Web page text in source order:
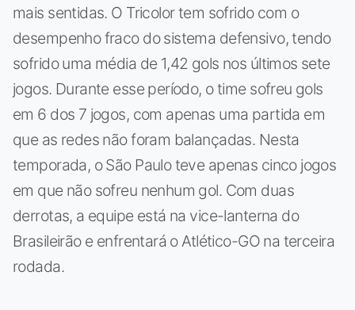
mais sentidas. O Tricolor tem sofrido com o
desempenho fraco do sistema defensivo, tendo
sofrido uma média de 1,42 gols nos últimos sete
jogos. Durante esse período, o time sofreu gols
em 6 dos 7 jogos, com apenas uma partida em
que as redes não foram balançadas. Nesta
temporada, o São Paulo teve apenas cinco jogos
em que não sofreu nenhum gol. Com duas
derrotas, a equipe está na vice-lanterna do
Brasileirão e enfrentará o Atlético-GO na terceira
rodada.